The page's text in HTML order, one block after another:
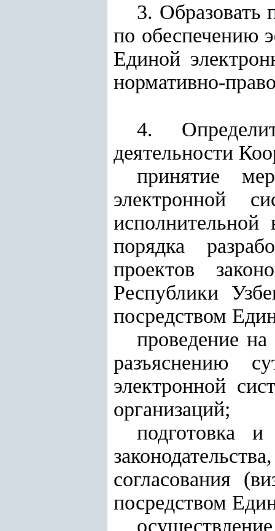
3. Образовать
по обеспечению
Единой
нормативно-
4.
деятельности
принятие
электронной
исполнительной
порядка
проектов
Республики
посредством
проведение
разъяснению
электронной
организаций;
подготовка
согласования
посредством